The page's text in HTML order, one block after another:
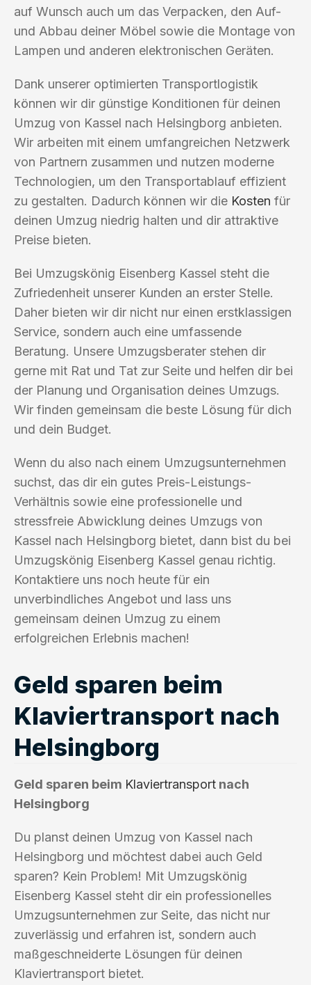
auf Wunsch auch um das Verpacken, den Auf-
und Abbau deiner Möbel sowie die Montage von
Lampen und anderen elektronischen Geräten.
Dank unserer optimierten Transportlogistik
können wir dir günstige Konditionen für deinen
Umzug von Kassel nach Helsingborg anbieten.
Wir arbeiten mit einem umfangreichen Netzwerk
von Partnern zusammen und nutzen moderne
Technologien, um den Transportablauf effizient
zu gestalten. Dadurch können wir die Kosten für
deinen Umzug niedrig halten und dir attraktive
Preise bieten.
Bei Umzugskönig Eisenberg Kassel steht die
Zufriedenheit unserer Kunden an erster Stelle.
Daher bieten wir dir nicht nur einen erstklassigen
Service, sondern auch eine umfassende
Beratung. Unsere Umzugsberater stehen dir
gerne mit Rat und Tat zur Seite und helfen dir bei
der Planung und Organisation deines Umzugs.
Wir finden gemeinsam die beste Lösung für dich
und dein Budget.
Wenn du also nach einem Umzugsunternehmen
suchst, das dir ein gutes Preis-Leistungs-
Verhältnis sowie eine professionelle und
stressfreie Abwicklung deines Umzugs von
Kassel nach Helsingborg bietet, dann bist du bei
Umzugskönig Eisenberg Kassel genau richtig.
Kontaktiere uns noch heute für ein
unverbindliches Angebot und lass uns
gemeinsam deinen Umzug zu einem
erfolgreichen Erlebnis machen!
Geld sparen beim
Klaviertransport nach
Helsingborg
Geld sparen beim Klaviertransport nach
Helsingborg
Du planst deinen Umzug von Kassel nach
Helsingborg und möchtest dabei auch Geld
sparen? Kein Problem! Mit Umzugskönig
Eisenberg Kassel steht dir ein professionelles
Umzugsunternehmen zur Seite, das nicht nur
zuverlässig und erfahren ist, sondern auch
maßgeschneiderte Lösungen für deinen
Klaviertransport bietet.